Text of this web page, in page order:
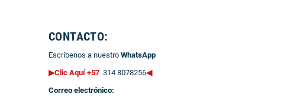
CONTACTO:
Escríbenos a nuestro WhatsApp
▶Clic Aquí +57 314 8078256◀
Correo electrónico: